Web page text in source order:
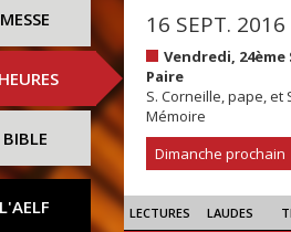
L'AELF
16 SEPT. 2016
Vendredi,
Paire
S. Corneille, pape, et
Mémoire
Dimanche prochain
LECTURES LAUDES